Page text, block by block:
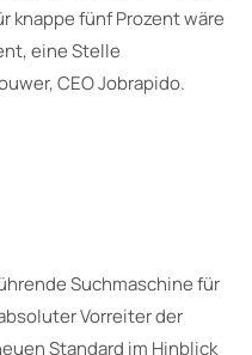
knappe fünf Prozent wäre
eine Stelle
CEO Jobrapido.
Suchmaschine für
Vorreiter der
Standard im Hinblick